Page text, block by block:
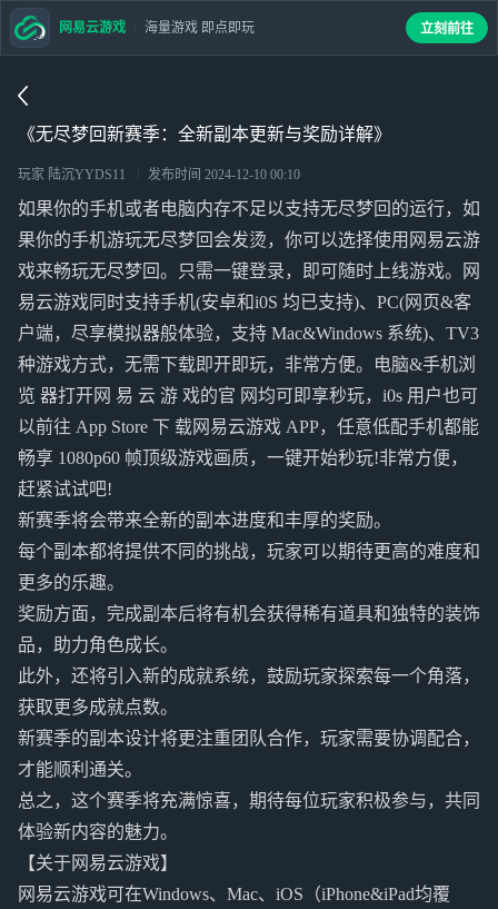
《无尽梦回新赛季：全新副本更新与奖励详解》
玩家 陆沉YYDS11 发布时间 2024-12-10 00:10
如果你的手机或者电脑内存不足以支持无尽梦回的运行，如
果你的手机游玩无尽梦回会发烫，你可以选择使用网易云游
戏来畅玩无尽梦回。只需一键登录，即可随时上线游戏。网
易云游戏同时支持手机(安卓和i0S 均已支持)、PC(网页&客
户端，尽享模拟器般体验，支持 Mac&Windows 系统)、TV3
种游戏方式，无需下载即开即玩，非常方便。电脑&手机浏
览 器打开网 易 云 游 戏的官 网均可即享秒玩，i0s 用户也可
以前往 App Store 下 载网易云游戏 APP，任意低配手机都能
畅享 1080p60 帧顶级游戏画质，一键开始秒玩!非常方便，
赶紧试试吧!
新赛季将会带来全新的副本进度和丰厚的奖励。
每个副本都将提供不同的挑战，玩家可以期待更高的难度和
更多的乐趣。
奖励方面，完成副本后将有机会获得稀有道具和独特的装饰
品，助力角色成长。
此外，还将引入新的成就系统，鼓励玩家探索每一个角落，
获取更多成就点数。
新赛季的副本设计将更注重团队合作，玩家需要协调配合，
才能顺利通关。
总之，这个赛季将充满惊喜，期待每位玩家积极参与，共同
体验新内容的魅力。
【关于网易云游戏】
网易云游戏可在Windows、Mac、iOS（iPhone&iPad均覆
网易云游戏 海量游戏 即点即玩 立刻前往